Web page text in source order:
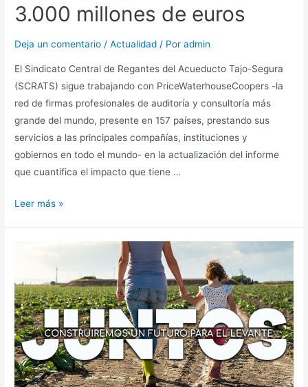
3.000 millones de euros
Deja un comentario /Actualidad / Poradmin
El Sindicato Central de Regantes del Acueducto Tajo-Segura
(SCRATS) sigue trabajando con PriceWaterhouseCoopers -la
red de firmas profesionales de auditoría y consultoría más
grande del mundo, presente en 157 países, prestando sus
servicios a las principales compañías, instituciones y
gobiernos en todo el mundo- en la actualización del informe
que cuantifica el impacto que tiene …
Leer más »